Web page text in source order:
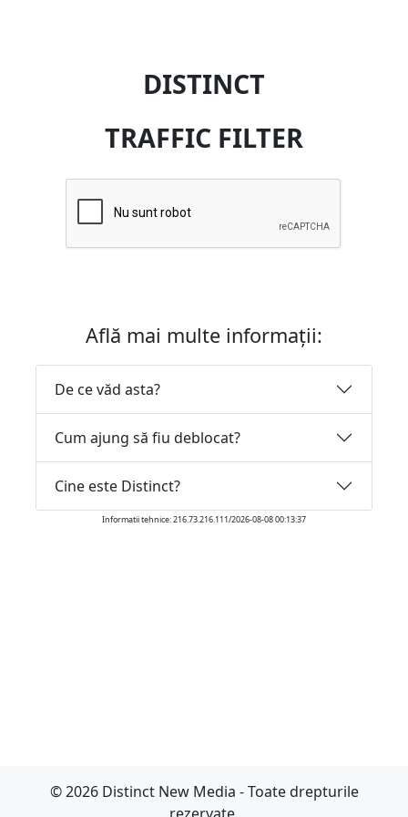
DISTINCT
TRAFFIC FILTER
Află mai multe informații:
De ce văd asta?
Cum ajung să fiu deblocat?
Cine este Distinct?
Informatii tehnice: 216.73.216.111/2026-08-08 00:13:37
© 2026 Distinct New Media - Toate drepturile